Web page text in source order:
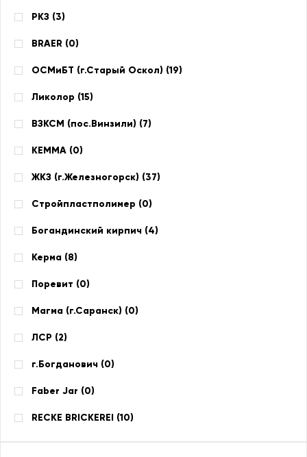
РКЗ (3)
BRAER (0)
ОСМиБТ (г.Старый Оскол) (19)
Ликолор (15)
ВЗКСМ (пос.Винзили) (7)
КЕММА (0)
ЖКЗ (г.Железногорск) (37)
Стройпластполимер (0)
Богандинский кирпич (4)
Керма (8)
Поревит (0)
Магма (г.Саранск) (0)
ЛСР (2)
г.Богданович (0)
Faber Jar (0)
RECKE BRICKEREI (10)